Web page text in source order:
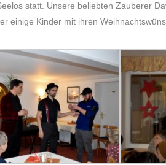
statt. Unsere beliebten Zauberer
einige Kinder mit ihren